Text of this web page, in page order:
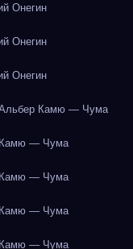
Онегин
Онегин
Онегин
Камю — Чума
— Чума
— Чума
— Чума
— Чума